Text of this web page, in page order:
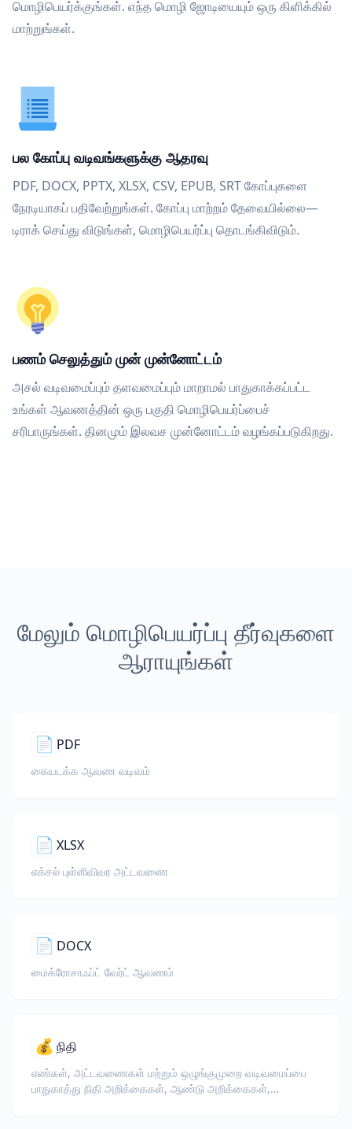
மொழிபெயர்க்குங்கள். எந்த மொழி ஜோடியையும் ஒரு கிளிக்கில்
மாற்றுங்கள்.
பல கோப்பு வடிவங்களுக்கு ஆதரவு
PDF, DOCX, PPTX, XLSX, CSV, EPUB, SRT கோப்புகளை
நேரடியாகப் பதிவேற்றுங்கள். கோப்பு மாற்றம் தேவையில்லை—
டிராக் செய்து விடுங்கள், மொழிபெயர்ப்பு தொடங்கிவிடும்.
பணம் செலுத்தும் முன் முன்னோட்டம்
அசல் வடிவமைப்பும் தளவமைப்பும் மாறாமல் பாதுகாக்கப்பட்ட
உங்கள் ஆவணத்தின் ஒரு பகுதி மொழிபெயர்ப்பைச்
சரிபாருங்கள். தினமும் இலவச முன்னோட்டம் வழங்கப்படுகிறது.
மேலும் மொழிபெயர்ப்பு தீர்வுகளை
ஆராயுங்கள்
📄 PDF
கையடக்க ஆவண வடிவம்
📄 XLSX
எக்சல் புள்ளிவிவர அட்டவணை
📄 DOCX
மைக்ரோசாஃப்ட் வேர்ட் ஆவணம்
💰 நிதி
எண்கள், அட்டவணைகள் மற்றும் ஒழுங்குமுறை வடிவமைப்பை
பாதுகாத்து நிதி அறிக்கைகள், ஆண்டு அறிக்கைகள்,